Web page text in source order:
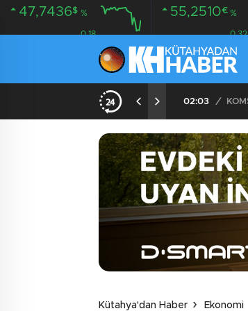
47,7436$ %
0.18
55,2510€ %
0.32
02:03
Kütahya'dan Haber Ekonomi